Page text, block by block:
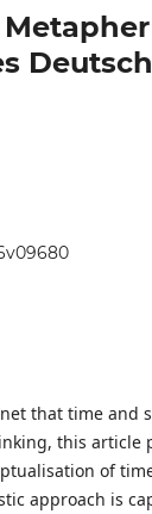
that time and
this article
of
approach is